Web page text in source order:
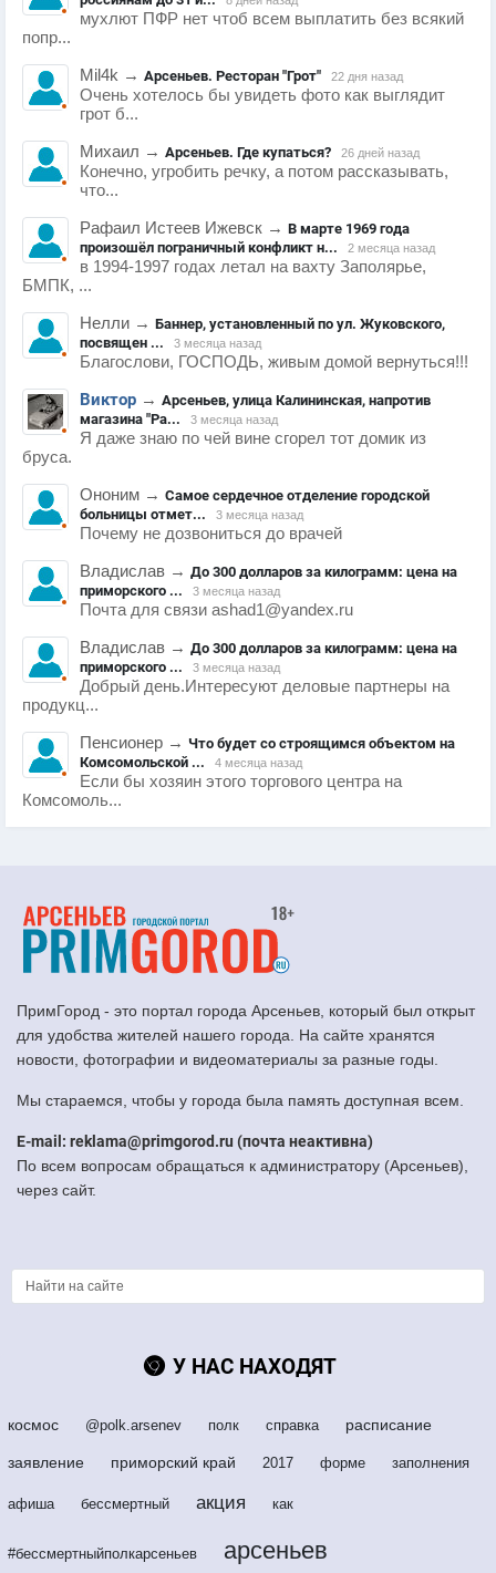
мухлют ПФР нет чтоб всем выплатить без всякий
попр...
Mil4k → Арсеньев. Ресторан "Грот" 22 дня назад
Очень хотелось бы увидеть фото как выглядит
грот б...
Михаил → Арсеньев. Где купаться? 26 дней назад
Конечно, угробить речку, а потом рассказывать,
что...
Рафаил Истеев Ижевск → В марте 1969 года
произошёл пограничный конфликт н...
2 месяца назад
в 1994-1997 годах летал на вахту Заполярье,
БМПК, ...
Нелли → Баннер, установленный по ул. Жуковского,
посвящен ...
3 месяца назад
Благослови, ГОСПОДЬ, живым домой вернуться!!!
Виктор → Арсеньев, улица Калининская, напротив
магазина "Ра...
3 месяца назад
Я даже знаю по чей вине сгорел тот домик из
бруса.
Ононим → Самое сердечное отделение городской
больницы отмет...
3 месяца назад
Почему не дозвониться до врачей
Владислав → До 300 долларов за килограмм: цена на
приморского ...
3 месяца назад
Почта для связи ashad1@yandex.ru
Владислав → До 300 долларов за килограмм: цена на
приморского ...
3 месяца назад
Добрый день.Интересуют деловые партнеры на
продукц...
Пенсионер → Что будет со строящимся объектом на
Комсомольской ...
4 месяца назад
Если бы хозяин этого торгового центра на
Комсомоль...
ПримГород - это портал города Арсеньев, который был открыт
для удобства жителей нашего города. На сайте хранятся
новости, фотографии и видеоматериалы за разные годы.
Мы стараемся, чтобы у города была память доступная всем.
E-mail: reklama@primgorod.ru (почта неактивна)
По всем вопросам обращаться к администратору (Арсеньев),
через сайт.
У НАС НАХОДЯТ
космос @polk.arsenev полк справка расписание
заявление приморский край 2017 форме заполнения
афиша бессмертный акция как
#бессмертныйполкарсеньев арсеньев